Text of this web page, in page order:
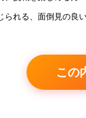
られる、面倒見の良
この